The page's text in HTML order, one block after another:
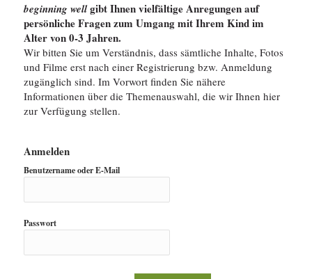
beginning wellgibt Ihnen vielfältige Anregungen auf
persönliche Fragen zum Umgang mit Ihrem Kind im
Alter von 0-3 Jahren.
Wir bitten Sie um Verständnis, dass sämtliche Inhalte, Fotos
und Filme erst nach einer Registrierung bzw. Anmeldung
zugänglich sind. Im Vorwort finden Sie nähere
Informationen über die Themenauswahl, die wir Ihnen hier
zur Verfügung stellen.
Anmelden
Benutzername oder E-Mail
Passwort